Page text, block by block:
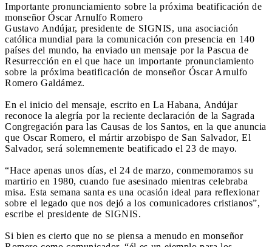
Importante pronunciamiento sobre la próxima beatificación de
monseñor Óscar Arnulfo Romero
Gustavo Andújar, presidente de SIGNIS, una asociación
católica mundial para la comunicación con presencia en 140
países del mundo, ha enviado un mensaje por la Pascua de
Resurrección en el que hace un importante pronunciamiento
sobre la próxima beatificación de monseñor Óscar Arnulfo
Romero Galdámez.
En el inicio del mensaje, escrito en La Habana, Andújar
reconoce la alegría por la reciente declaración de la Sagrada
Congregación para las Causas de los Santos, en la que anuncia
que Oscar Romero, el mártir arzobispo de San Salvador, El
Salvador, será solemnemente beatificado el 23 de mayo.
“Hace apenas unos días, el 24 de marzo, conmemoramos su
martirio en 1980, cuando fue asesinado mientras celebraba
misa. Esta semana santa es una ocasión ideal para reflexionar
sobre el legado que nos dejó a los comunicadores cristianos”,
escribe el presidente de SIGNIS.
Si bien es cierto que no se piensa a menudo en monseñor